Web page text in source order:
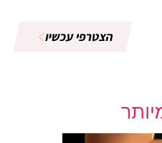
הצטרפי עכשיו